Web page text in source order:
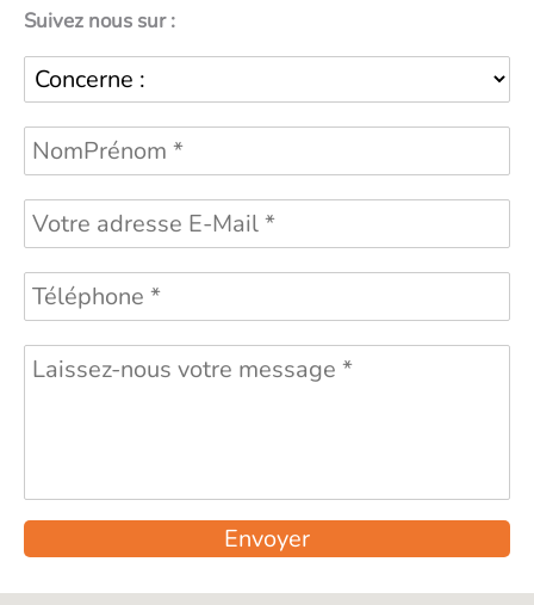
Suivez nous sur :
Envoyer